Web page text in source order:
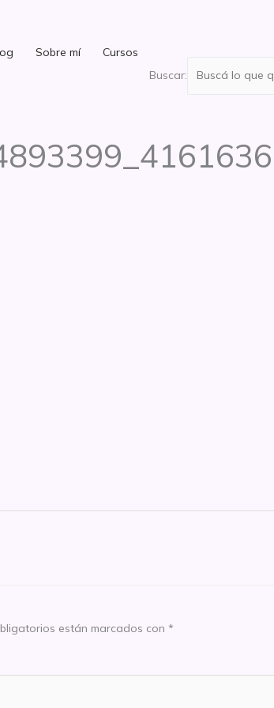
Sobre mí
Cursos
Buscar:
están marcados con *